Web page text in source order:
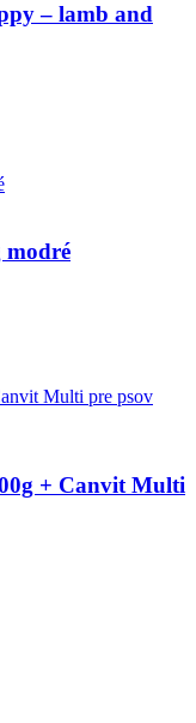
– lamb and
modré
+ Canvit Multi